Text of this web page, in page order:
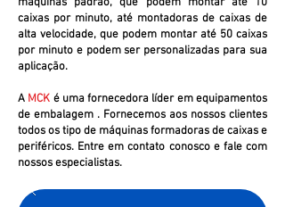
caixas por minuto, até montadoras de caixas de
alta velocidade, que podem montar até 50 caixas
por minuto e podem ser personalizadas para sua
aplicação.
A MCK é uma fornecedora líder em equipamentos
de embalagem . Fornecemos aos nossos clientes
todos os tipo de máquinas formadoras de caixas e
periféricos. Entre em contato conosco e fale com
nossos especialistas.